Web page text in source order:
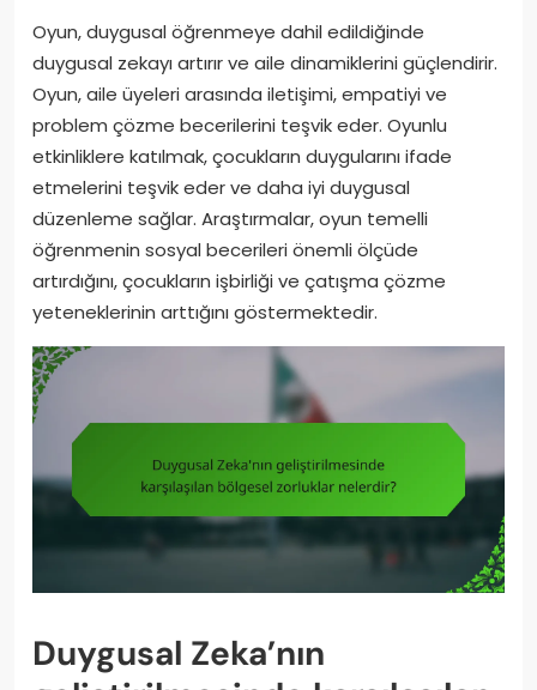
Oyun, duygusal öğrenmeye dahil edildiğinde
duygusal zekayı artırır ve aile dinamiklerini güçlendirir.
Oyun, aile üyeleri arasında iletişimi, empatiyi ve
problem çözme becerilerini teşvik eder. Oyunlu
etkinliklere katılmak, çocukların duygularını ifade
etmelerini teşvik eder ve daha iyi duygusal
düzenleme sağlar. Araştırmalar, oyun temelli
öğrenmenin sosyal becerileri önemli ölçüde
artırdığını, çocukların işbirliği ve çatışma çözme
yeteneklerinin arttığını göstermektedir.
Duygusal Zeka’nın